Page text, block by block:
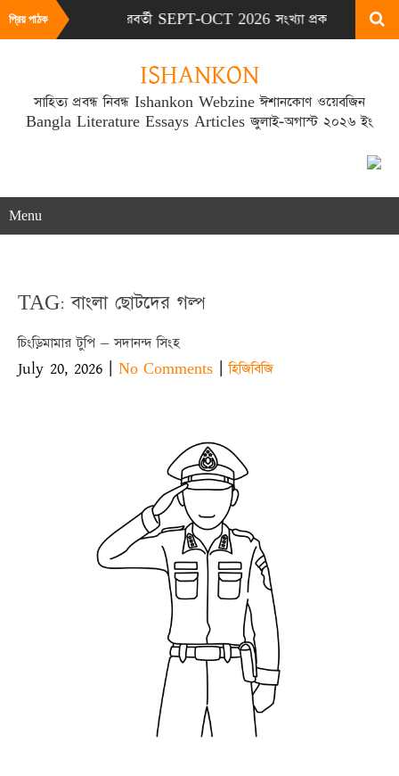
প্রিয় পাঠক
সংখ্যা # পরবর্তী SEPT-OCT 2026 সংখ্যা প্রকাশিত হবে SEPT
ISHANKON
সাহিত্য প্রবন্ধ নিবন্ধ Ishankon Webzine ঈশানকোণ ওয়েবজিন
Bangla Literature Essays Articles জুলাই-অগাস্ট ২০২৬ ইং
Menu
TAG: বাংলা ছোটদের গল্প
চিংড়িমামার টুপি – সদানন্দ সিংহ
July 20, 2026 | No Comments |হিজিবিজি